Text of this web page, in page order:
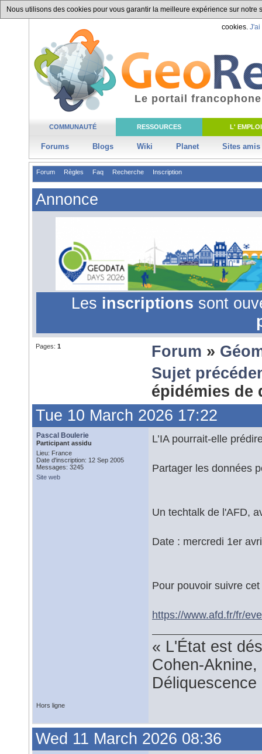
Nous utilisons des cookies pour vous garantir la meilleure expérience sur
cookies. J'ai
COMMUNAUTÉ RESSOURCES L' EMPLOI
Forums Blogs Wiki Planet Sites amis
Le portail
Forum Règles Faq Recherche Inscription
Annonce
Les inscriptions sont
Pages: 1 Forum »
Sujet
épidémies
Tue 10 March 2026 17:22
Pascal Boulerie
Participant assidu
Lieu: France
Date d'inscription: 12 Sep 2005
Messages: 3245
Site web
L’IA pourrait-elle
Partager les données
Un techtalk de l'AFD,
Date : mercredi 1er
Pour pouvoir suivre
https://www.afd.fr/fr/
« L'État est
Cohen-
Hors ligne
Wed 11 March 2026 08:36